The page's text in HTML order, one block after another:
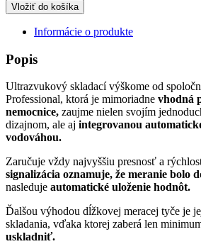
Informácie o produkte
Popis
Ultrazvukový skladací výškome od
Professional, ktorá je mimoriadne vhodná
nemocnice, zaujme nielen svojím
dizajnom, ale aj integrovanou
vodováhou.
Zaručuje vždy najvyššiu presnosť a
signalizácia oznamuje, že meranie bolo
nasleduje automatické uloženie hodnôt.
Ďalšou výhodou dĺžkovej meracej tyče je
skladania, vďaka ktorej zaberá len
uskladniť.